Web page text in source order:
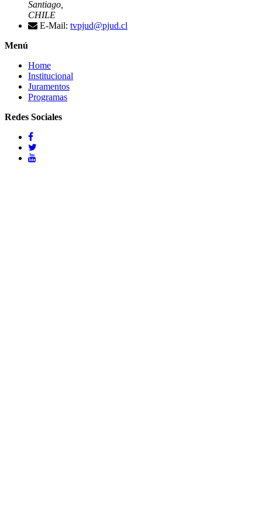
Santiago,
CHILE
E-Mail: tvpjud@pjud.cl
Menú
Home
Institucional
Juramentos
Programas
Redes Sociales